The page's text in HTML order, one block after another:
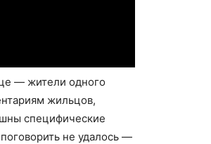
— жители одного
жильцов,
специфические
не удалось —